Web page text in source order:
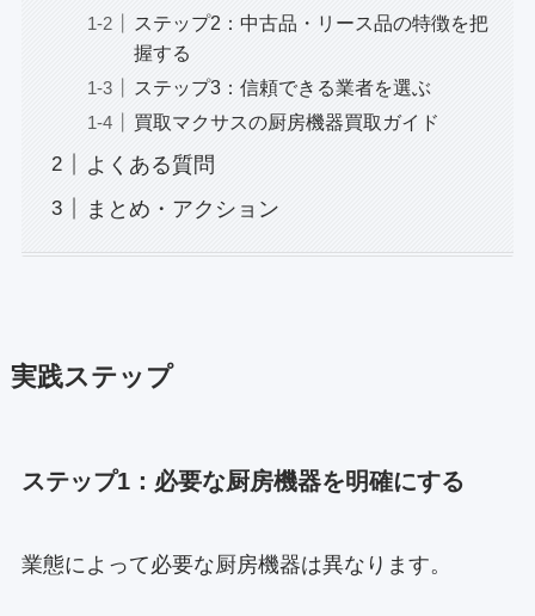
ステップ2：中古品・リース品の特徴を把
握する
ステップ3：信頼できる業者を選ぶ
買取マクサスの厨房機器買取ガイド
よくある質問
まとめ・アクション
実践ステップ
ステップ1：必要な厨房機器を明確にする
業態によって必要な厨房機器は異なります。